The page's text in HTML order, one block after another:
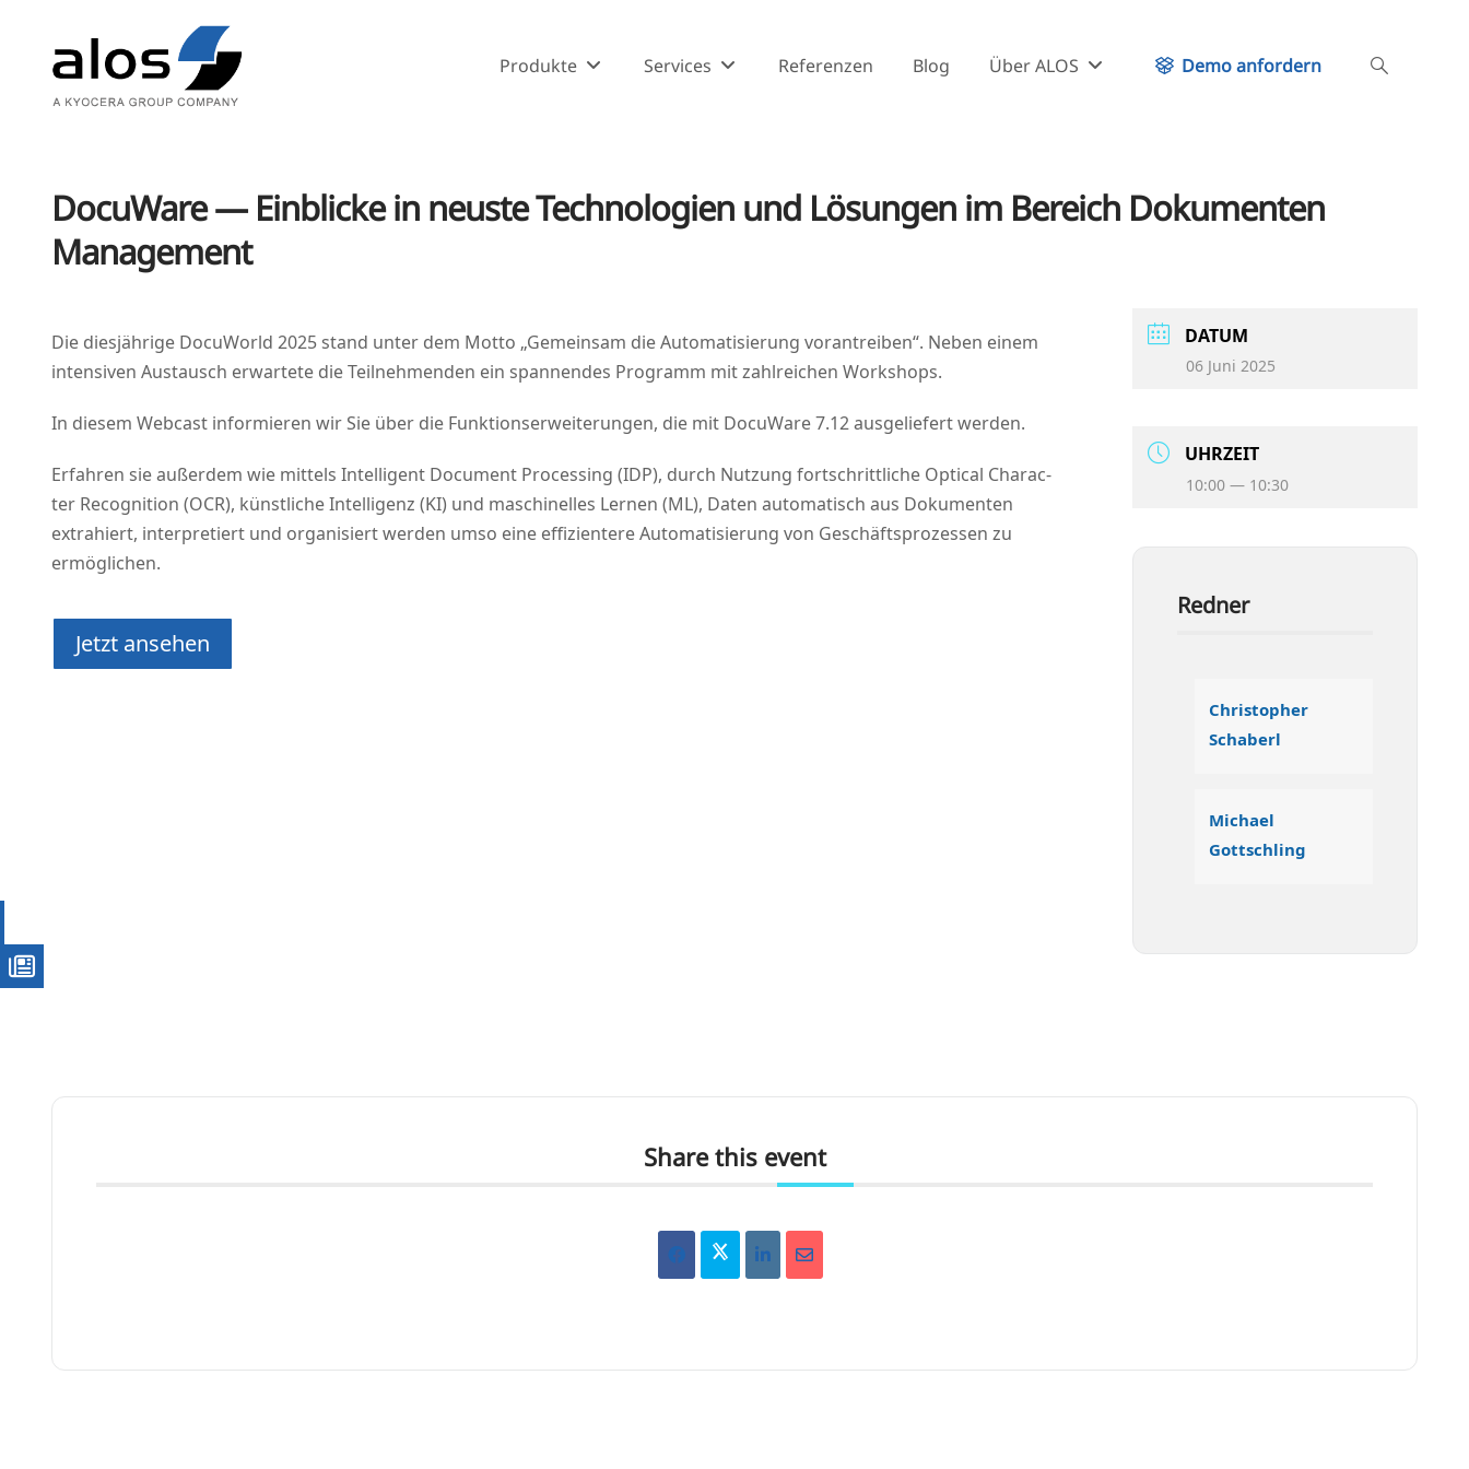
Produkte Services Referenzen Blog Über ALOS Demo anfordern
DocuWare — Einblicke in neuste Technologien und Lösungen im Bereich Dokumenten
Management
Die dies­jäh­ri­ge Docu­World 2025 stand unter dem Mot­to „Gemein­sam die Auto­ma­ti­sie­rung vor­an­trei­ben“. Neben einem
inten­si­ven Aus­tausch erwar­te­te die Teil­neh­men­den ein span­nen­des Pro­gramm mit zahl­rei­chen Workshops.
In die­sem Web­cast infor­mie­ren wir Sie über die Funk­ti­ons­er­wei­te­run­gen, die mit Docu­Wa­re 7.12 aus­ge­lie­fert werden.
Erfah­ren sie außer­dem wie mit­tels Intel­li­gent Docu­ment Pro­ces­sing (IDP), durch Nut­zung fort­schritt­li­che Opti­cal Cha­rac­
ter Reco­gni­ti­on (OCR), künst­li­che Intel­li­genz (KI) und maschi­nel­les Ler­nen (ML), Daten auto­ma­tisch aus Doku­men­ten
extra­hiert, inter­pre­tiert und orga­ni­siert wer­den umso eine effi­zi­en­te­re Auto­ma­ti­sie­rung von Geschäfts­pro­zes­sen zu
ermöglichen.
Jetzt anse­hen
DATUM
06 Juni 2025
UHR­ZEIT
10:00 — 10:30
Redner
Chris­to­pher
Schaberl
Micha­el
Gottschling
Share this event